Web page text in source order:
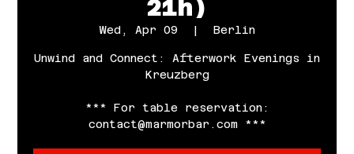
21h)
Wed, Apr 09
  |
Berlin
Unwind and Connect: Afterwork Evenings in
Kreuzberg
*** For table reservation:
contact@marmorbar.com ***